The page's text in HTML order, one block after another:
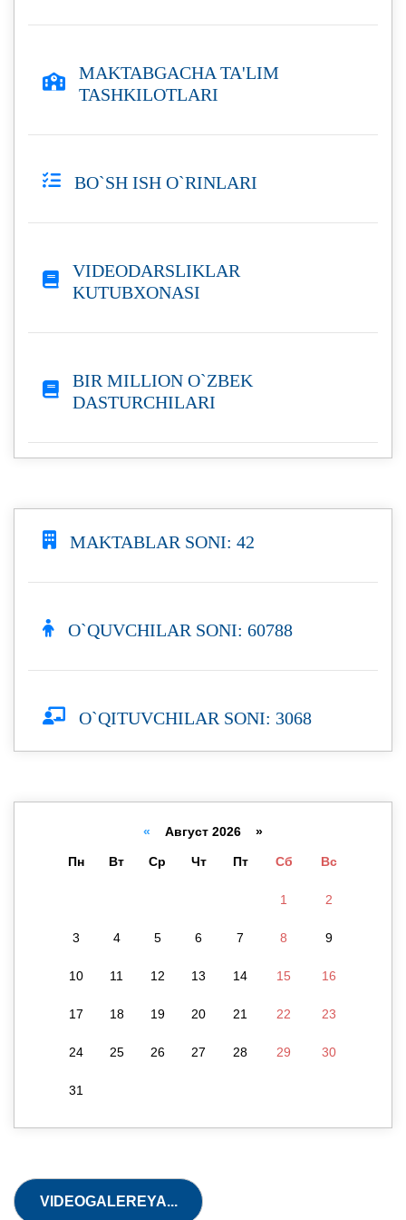
MAKTABGACHA TA'LIM
TASHKILOTLARI
BO`SH ISH O`RINLARI
VIDEODARSLIKLAR
KUTUBXONASI
BIR MILLION O`ZBEK
DASTURCHILARI
MAKTABLAR SONI: 42
O`QUVCHILAR SONI: 60788
O`QITUVCHILAR SONI: 3068
« Август 2026 »
Пн Вт Ср Чт Пт Сб Вс
1 2
3 4 5 6 7 8 9
10 11 12 13 14 15 16
17 18 19 20 21 22 23
24 25 26 27 28 29 30
31
VIDEOGALEREYA...
Yunusobod